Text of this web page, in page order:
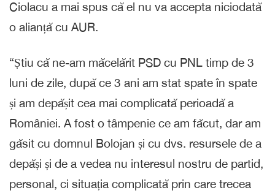
Ciolacu a mai spus că el nu va accepta niciodată
o alianță cu AUR.
“Știu că ne-am măcelărit PSD cu PNL timp de 3
luni de zile, după ce 3 ani am stat spate în spate
și am depășit cea mai complicată perioadă a
României. A fost o tâmpenie ce am făcut, dar am
găsit cu domnul Bolojan și cu dvs. resursele de a
depăși și de a vedea nu interesul nostru de partid,
personal, ci situația complicată prin care trecea